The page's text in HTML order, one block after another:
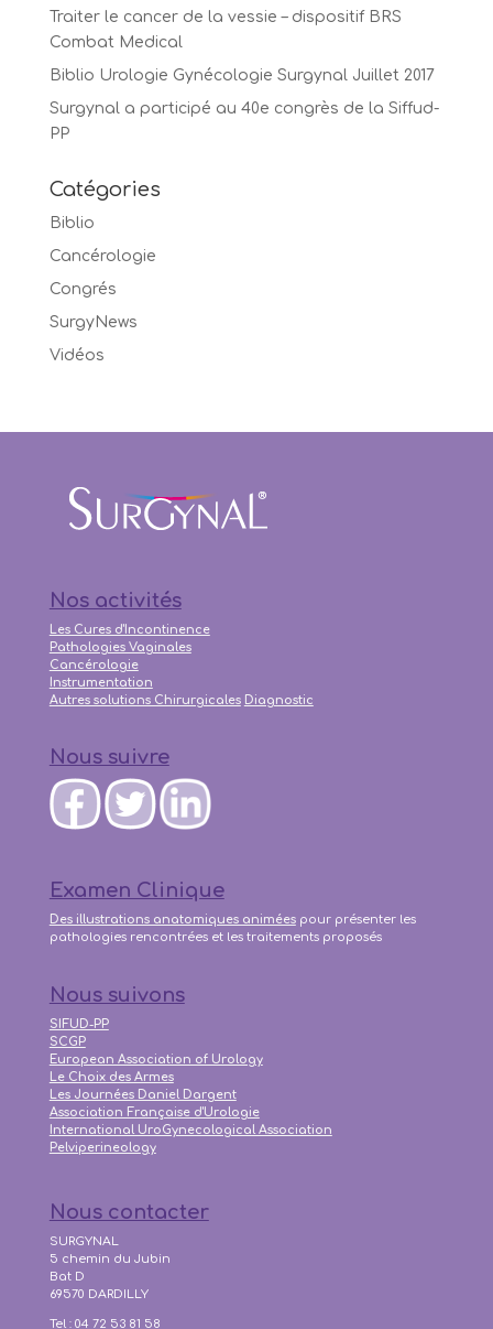
Traiter le cancer de la vessie – dispositif BRS
Combat Medical
Biblio Urologie Gynécologie Surgynal Juillet 2017
Surgynal a participé au 40e congrès de la Siffud-
PP
Catégories
Biblio
Cancérologie
Congrés
SurgyNews
Vidéos
Nos activités
Les Cures d'Incontinence
Pathologies Vaginales
Cancérologie
Instrumentation
Autres solutions Chirurgicales Diagnostic
Nous suivre
Examen Clinique
Des illustrations anatomiques animéespour présenter les
pathologies rencontrées et les traitements proposés
Nous suivons
SIFUD-PP
SCGP
European Association of Urology
Le Choix des Armes
Les Journées Daniel Dargent
Association Française d'Urologie
International UroGynecological Association
Pelviperineology
Nous contacter
SURGYNAL
5 chemin du Jubin
Bat D
69570 DARDILLY
Tel : 04 72 53 81 58